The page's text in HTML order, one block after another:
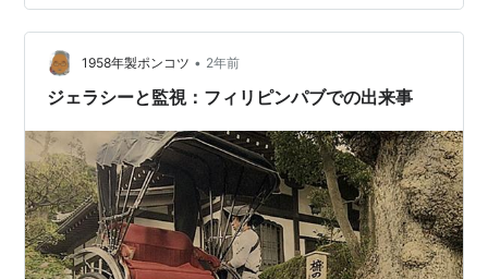
リアルな体験談、そして実際に使ったサイトや価格水準
をまとめました。 これさえ読めば、あなたの台北旅行は
一生モノの思い出になるはずです！ 台北夜遊びの基礎知
識：二大勢力をチェック！ まずは台北で遊ぶなら知って
1958年製ポンコツ • 2年前
ジェラシーと監視：フィリピンパブでの出来事